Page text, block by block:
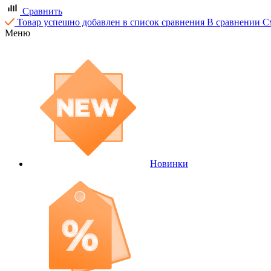
Сравнить
Товар успешно добавлен в список сравнения В сравнении
Меню
Новинки